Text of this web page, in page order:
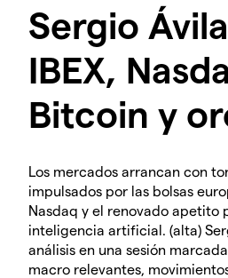
Sergio
IBEX,
Bitcoin y
Los mercados arrancan con
impulsados por las bolsas
Nasdaq y el renovado apetito
inteligencia artificial. (alta)
análisis en una sesión
macro relevantes,